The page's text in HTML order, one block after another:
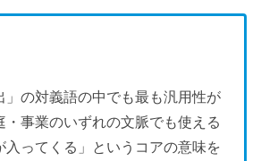
」の対義語の中でも最も汎用性が
・事業のいずれの文脈でも使える
入ってくる」というコアの意味を